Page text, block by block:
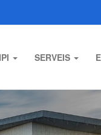
SERVEIS